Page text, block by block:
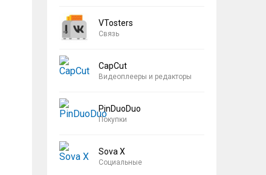
VTosters
Связь
CapCut
Видеоплееры и редакторы
PinDuoDuo
Покупки
Sova X
Социальные